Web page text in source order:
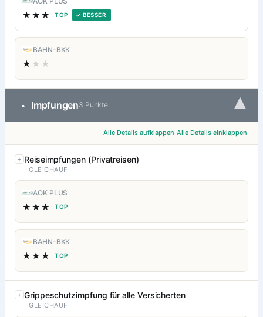
★★★ TOP ✓ BESSER
BAHN-BKK
★ ★★
• Impfungen3 Punkte ▾
Alle Details aufklappen Alle Details einklappen
Reiseimpfungen (Privatreisen)
GLEICHAUF
AOK PLUS
★★★ TOP
BAHN-BKK
★★★ TOP
Grippeschutzimpfung für alle Versicherten
GLEICHAUF